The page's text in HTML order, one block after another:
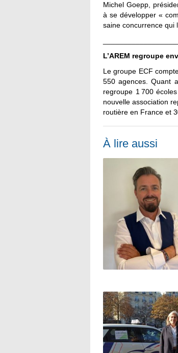
Michel Goepp,
à se développer «
saine concurrence qui
L’AREM regroupe
Le groupe ECF
550 agences. Quant
regroupe 1 700
nouvelle association
routière en France et
À lire aussi